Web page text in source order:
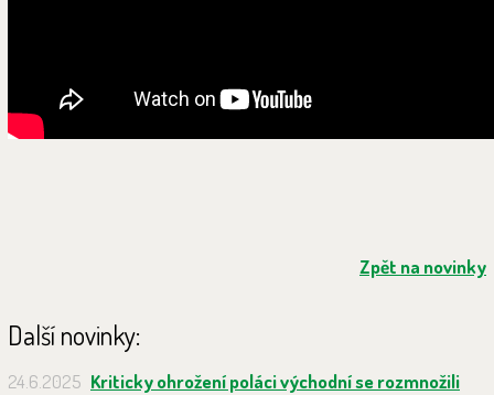
Zpět na novinky
Další novinky:
24.6.2025 Kriticky ohrožení poláci východní se rozmnožili